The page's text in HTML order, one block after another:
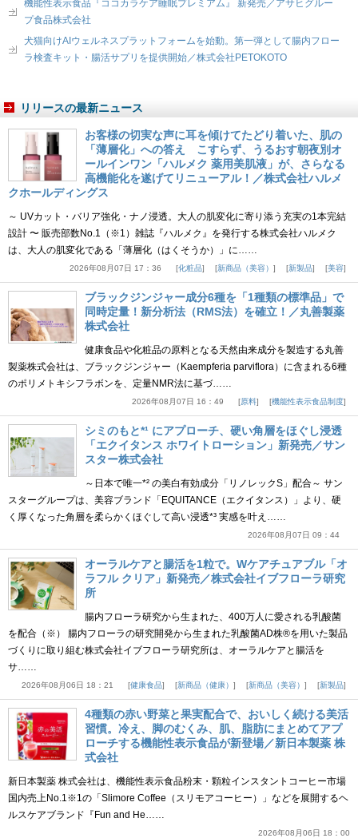
機能性表示食品『ココカラケア睡眠プレミアム』 新発売／アサヒグルー
プ食品株式会社
犬猫向けAIウェルネスプラットフォームを始動。第一弾として腸内フロー
ラ検査キット・腸活サプリを提供開始／株式会社PETOKOTO
リリースの最新ニュース
お客様の切実な声に耳を傾けてたどり着いた、肌の
「薄層化」への答え こすらず、うるおす朝夜別オ
ールインワン「ハルメク 薬用美肌液」が、さらなる
高機能化を遂げてリニューアル！／株式会社ハルメ
クホールディングス
～ UVカット・バリア強化・ナノ浸透。大人の肌変化に寄り添う充実の1本完結
設計 〜 販売部数No.1（※1）雑誌『ハルメク』を発行する株式会社ハルメク
は、大人の肌変化である「薄層化（はくそうか）」に……
2026年08月07日 17：36 化粧品 新商品（美容） 新製品 美容
ブラックジンジャー成分6種を「1種類の標準品」で
同時定量！新分析法（RMS法）を確立！／丸善製薬
株式会社
健康食品や化粧品の原料となる天然由来成分を製造する丸善
製薬株式会社は、ブラックジンジャー（Kaempferia parviflora）に含まれる6種
のポリメトキシフラボンを、定量NMR法に基づ……
2026年08月07日 16：49 原料 機能性表示食品制度
シミのもと*¹ にアプローチ、硬い角層をほぐし浸透
「エクイタンス ホワイトローション」新発売／サン
スター株式会社
～日本で唯一*² の美白有効成分「リノレックS」配合～ サン
スターグループは、美容ブランド「EQUITANCE（エクイタンス）」より、硬
く厚くなった角層を柔らかくほぐして高い浸透*³ 実感を叶え……
2026年08月07日 09：44
オーラルケアと腸活を1粒で。Wケアチュアブル「オ
ラフル クリア」新発売／株式会社イブフローラ研究
所
腸内フローラ研究から生まれた、400万人に愛される乳酸菌
を配合（※） 腸内フローラの研究開発から生まれた乳酸菌AD株®を用いた製品
づくりに取り組む株式会社イブフローラ研究所は、オーラルケアと腸活を
サ……
2026年08月06日 18：21 健康食品 新商品（健康） 新商品（美容） 新製品
4種類の赤い野菜と果実配合で、おいしく続ける美活
習慣。冷え、脚のむくみ、肌、脂肪にまとめてアプ
ローチする機能性表示食品が新登場／新日本製薬 株
式会社
新日本製薬 株式会社は、機能性表示食品粉末・顆粒インスタントコーヒー市場
国内売上No.1※1の「Slimore Coffee（スリモアコーヒー）」などを展開するヘ
ルスケアブランド『Fun and He……
2026年08月06日 18：00